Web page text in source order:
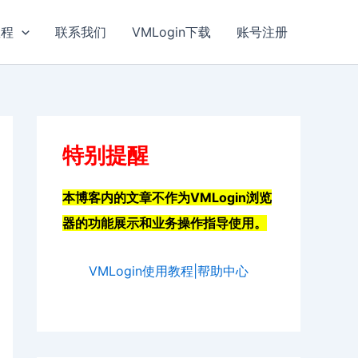
联系我们 VMLogin下载 账号注册
特别提醒
本博客内的文章不作为VMLogin浏览
器的功能展示和业务操作指导使用。
VMLogin使用教程|帮助中心